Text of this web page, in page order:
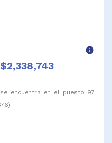
info
encuentra en el puesto 97